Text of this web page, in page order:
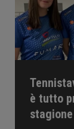
è tutto